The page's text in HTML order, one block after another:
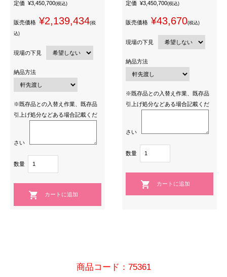
定価 ¥3,450,700(税込)
販売価格 ¥2,139,434(税
込)
現場の下見
納品方法
※既存品との入替え作業、既存品
引上げ処分などある場合記載くだ
さい
数量
定価 ¥3,450,700(税込)
販売価格 ¥43,670(税込)
現場の下見
納品方法
※既存品との入替え作業、既存品
引上げ処分などある場合記載くだ
さい
数量
商品コード：75361